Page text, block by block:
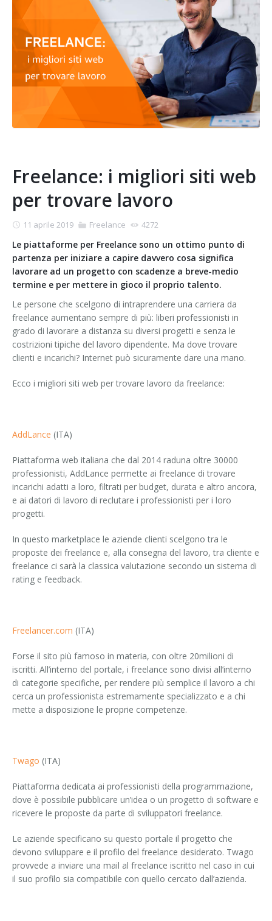
Freelance: i migliori siti web
per trovare lavoro
11 aprile 2019 Freelance 4272
Le piattaforme per Freelance sono un ottimo punto di
partenza per iniziare a capire davvero cosa significa
lavorare ad un progetto con scadenze a breve-medio
termine e per mettere in gioco il proprio talento.
Le persone che scelgono di intraprendere una carriera da
freelance aumentano sempre di più: liberi professionisti in
grado di lavorare a distanza su diversi progetti e senza le
costrizioni tipiche del lavoro dipendente. Ma dove trovare
clienti e incarichi? Internet può sicuramente dare una mano.
Ecco i migliori siti web per trovare lavoro da freelance:
AddLance (ITA)
Piattaforma web italiana che dal 2014 raduna oltre 30000
professionisti, AddLance permette ai freelance di trovare
incarichi adatti a loro, filtrati per budget, durata e altro ancora,
e ai datori di lavoro di reclutare i professionisti per i loro
progetti.
In questo marketplace le aziende clienti scelgono tra le
proposte dei freelance e, alla consegna del lavoro, tra cliente e
freelance ci sarà la classica valutazione secondo un sistema di
rating e feedback.
Freelancer.com (ITA)
Forse il sito più famoso in materia, con oltre 20milioni di
iscritti. All’interno del portale, i freelance sono divisi all’interno
di categorie specifiche, per rendere più semplice il lavoro a chi
cerca un professionista estremamente specializzato e a chi
mette a disposizione le proprie competenze.
Twago (ITA)
Piattaforma dedicata ai professionisti della programmazione,
dove è possibile pubblicare un’idea o un progetto di software e
ricevere le proposte da parte di sviluppatori freelance.
Le aziende specificano su questo portale il progetto che
devono sviluppare e il profilo del freelance desiderato. Twago
provvede a inviare una mail al freelance iscritto nel caso in cui
il suo profilo sia compatibile con quello cercato dall’azienda.